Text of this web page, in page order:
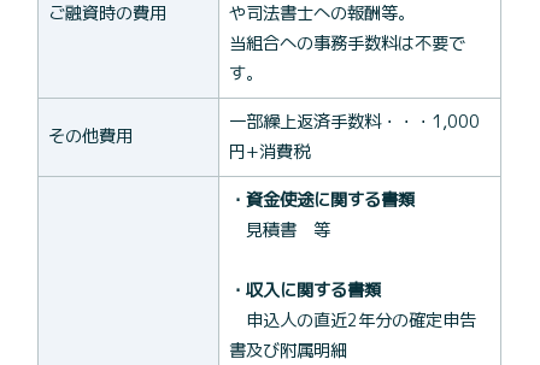
ご融資時の費用
や司法書士への報酬等。
当組合への事務手数料は不要で
す。
その他費用
一部繰上返済手数料・・・1,000
円+消費税
・資金使途に関する書類
見積書 等
・収入に関する書類
申込人の直近2年分の確定申告
書及び附属明細